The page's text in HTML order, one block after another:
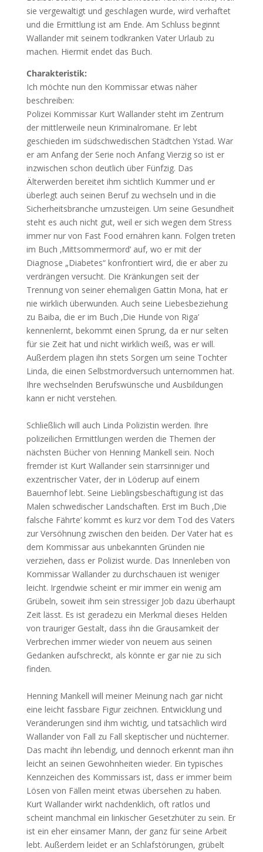
sie vergewaltigt und geschlagen wurde, wird verhaftet
und die Ermittlung ist am Ende. Am Schluss beginnt
Wallander mit seinem todkranken Vater Urlaub zu
machen. Hiermit endet das Buch.
Charakteristik:
Ich möchte nun den Kommissar etwas näher
beschreiben:
Polizei Kommissar Kurt Wallander steht im Zentrum
der mittlerweile neun Kriminalromane. Er lebt
geschieden im südschwedischen Städtchen Ystad. War
er am Anfang der Serie noch Anfang Vierzig so ist er
inzwischen schon deutlich über Fünfzig. Das
Älterwerden bereitet ihm sichtlich Kummer und er
überlegt auch seinen Beruf zu wechseln und in die
Sicherheitsbranche umzusteigen. Um seine Gesundheit
steht es auch nicht gut, weil er sich wegen dem Stress
immer nur von Fast Food ernähren kann. Folgen treten
im Buch ‚Mittsommermord’ auf, wo er mit der
Diagnose „Diabetes“ konfrontiert wird, die er aber zu
verdrängen versucht. Die Kränkungen seit der
Trennung von seiner ehemaligen Gattin Mona, hat er
nie wirklich überwunden. Auch seine Liebesbeziehung
zu Baiba, die er im Buch ‚Die Hunde von Riga’
kennenlernt, bekommt einen Sprung, da er nur selten
für sie Zeit hat und nicht wirklich weiß, was er will.
Außerdem plagen ihn stets Sorgen um seine Tochter
Linda, die einen Selbstmordversuch unternommen hat.
Ihre wechselnden Berufswünsche und Ausbildungen
kann er nicht verstehen.
Schließlich will auch Linda Polizistin werden. Ihre
polizeilichen Ermittlungen werden die Themen der
nächsten Bücher von Henning Mankell sein. Noch
fremder ist Kurt Wallander sein starrsinniger und
exzentrischer Vater, der in Löderup auf einem
Bauernhof lebt. Seine Lieblingsbeschäftigung ist das
Malen schwedischer Landschaften. Erst im Buch ‚Die
falsche Fährte’ kommt es kurz vor dem Tod des Vaters
zur Versöhnung zwischen den beiden. Der Vater hat es
dem Kommissar aus unbekannten Gründen nie
verziehen, dass er Polizist wurde. Das Innenleben von
Kommissar Wallander zu durchschauen ist weniger
leicht. Irgendwie scheint er mir immer ein wenig am
Grübeln, soweit ihm sein stressiger Job dazu überhaupt
Zeit lässt. Es ist geradezu ein Merkmal dieses Helden
von trauriger Gestalt, dass ihn die Grausamkeit der
Verbrechen immer wieder von neuem aus seinen
Gedanken aufschreckt, als könnte er gar nie zu sich
finden.
Henning Mankell will meiner Meinung nach gar nicht
eine leicht fassbare Figur zeichnen. Entwicklung und
Veränderungen sind ihm wichtig, und tatsächlich wird
Wallander von Fall zu Fall skeptischer und nüchterner.
Das macht ihn lebendig, und dennoch erkennt man ihn
leicht an seinen Gewohnheiten wieder. Ein typisches
Kennzeichen des Kommissars ist, dass er immer beim
Lösen von Fällen meint etwas übersehen zu haben.
Kurt Wallander wirkt nachdenklich, oft ratlos und
scheint manchmal ein linkischer Gesetzhüter zu sein. Er
ist ein eher einsamer Mann, der ganz für seine Arbeit
lebt. Außerdem leidet er an Schlafstörungen, grübelt